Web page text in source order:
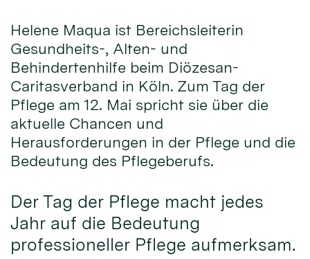
Helene Maqua ist Bereichsleiterin
Gesundheits-, Alten- und
Behindertenhilfe beim Diözesan-
Caritasverband in Köln. Zum Tag der
Pflege am 12. Mai spricht sie über die
aktuelle Chancen und
Herausforderungen in der Pflege und die
Bedeutung des Pflegeberufs.
Der Tag der Pflege macht jedes
Jahr auf die Bedeutung
professioneller Pflege aufmerksam.